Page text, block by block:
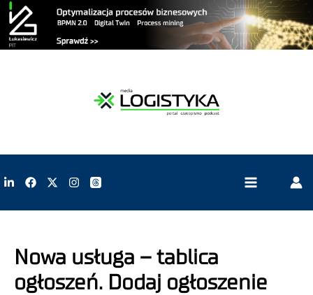
Nowa usługa – tablica
ogłoszeń. Dodaj ogłoszenie